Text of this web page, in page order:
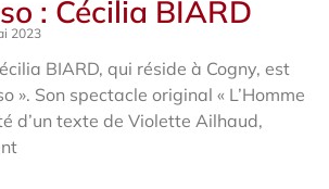
: Cécilia BIARD
2023
BIARD, qui réside à Cogny, est
». Son spectacle original « L’Homme
d’un texte de Violette Ailhaud,